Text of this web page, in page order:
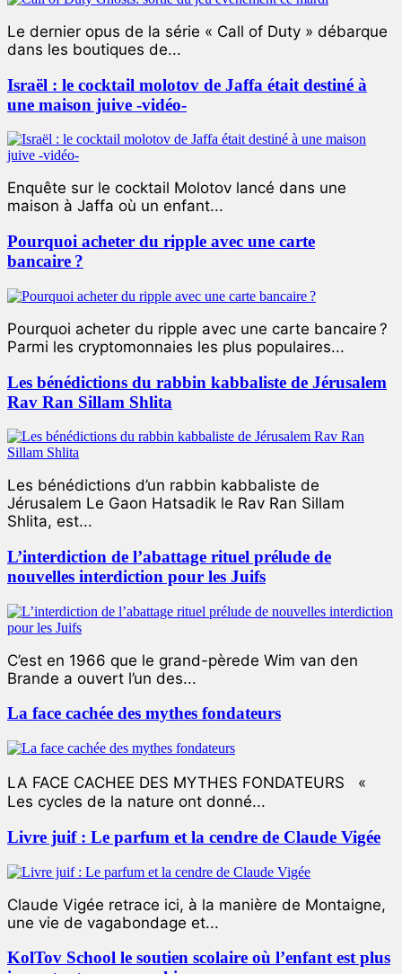
Le dernier opus de la série « Call of Duty » débarque
dans les boutiques de...
Israël : le cocktail molotov de Jaffa était destiné à
une maison juive -vidéo-
Enquête sur le cocktail Molotov lancé dans une
maison à Jaffa où un enfant...
Pourquoi acheter du ripple avec une carte
bancaire ?
Pourquoi acheter du ripple avec une carte bancaire ?
Parmi les cryptomonnaies les plus populaires...
Les bénédictions du rabbin kabbaliste de Jérusalem
Rav Ran Sillam Shlita
Les bénédictions d’un rabbin kabbaliste de
Jérusalem Le Gaon Hatsadik le Rav Ran Sillam
Shlita, est...
L’interdiction de l’abattage rituel prélude de
nouvelles interdiction pour les Juifs
C’est en 1966 que le grand-pèrede Wim van den
Brande a ouvert l’un des...
La face cachée des mythes fondateurs
LA FACE CACHEE DES MYTHES FONDATEURS «
Les cycles de la nature ont donné...
Livre juif : Le parfum et la cendre de Claude Vigée
Claude Vigée retrace ici, à la manière de Montaigne,
une vie de vagabondage et...
KolTov School le soutien scolaire où l’enfant est plus